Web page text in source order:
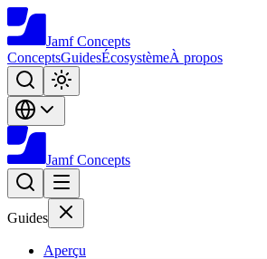
Jamf Concepts
ConceptsGuidesÉcosystèmeÀ propos
Jamf Concepts
Guides
Aperçu